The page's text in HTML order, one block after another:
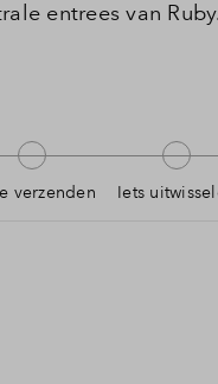
entrees van
verzenden Iets